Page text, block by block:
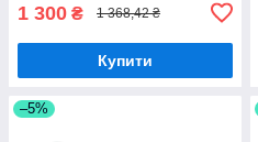
1 300 ₴ 1 368,42 ₴
Купити
–5%